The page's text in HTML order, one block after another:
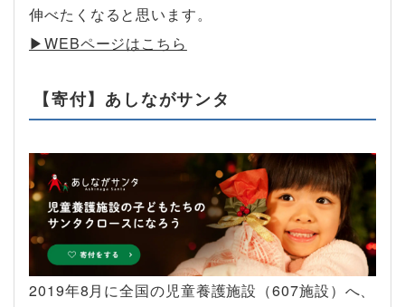
伸べたくなると思います。
▶︎WEBページはこちら
【寄付】あしながサンタ
2019年8月に全国の児童養護施設（607施設）へ、